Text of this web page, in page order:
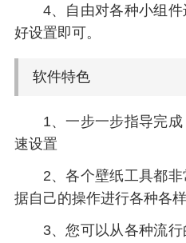
4、自由对各种小组
好设置即可。
软件特色
1、一步一步指导完
速设置
2、各个壁纸工具都
据自己的操作进行各种各
3、您可以从各种流行